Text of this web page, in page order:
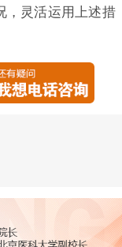
，灵活运用上述措